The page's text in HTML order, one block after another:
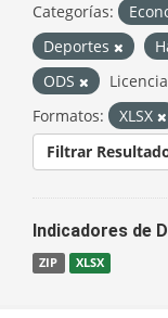
Categorías:
Deportes
ODS
Formatos:
XLSX
Filtrar
Indicadores de
ZIP XLSX